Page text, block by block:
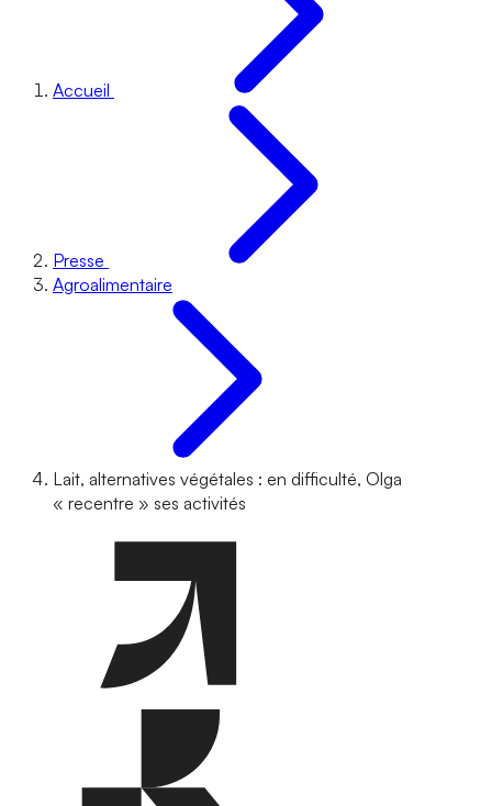
Accueil
Presse
Agroalimentaire
Lait, alternatives végétales : en difficulté, Olga
« recentre » ses activités